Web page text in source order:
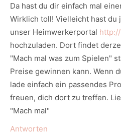
Da hast du dir einfach mal
Wirklich toll! Vielleicht hast du
unser Heimwerkerportal
hochzuladen. Dort findet
"Mach mal was zum Spielen"
Preise gewinnen kann. Wenn
lade einfach ein passendes
freuen, dich dort zu treffen.
"Mach mal"
Antworten